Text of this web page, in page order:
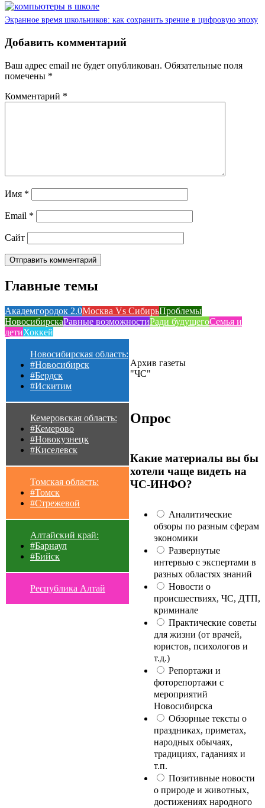
Экранное время школьников: как сохранить зрение в цифровую эпоху
Добавить комментарий
Ваш адрес email не будет опубликован. Обязательные поля
помечены *
Комментарий *
Имя *
Email *
Сайт
Главные темы
Академгородок 2.0Москва Vs СибирьПроблемы
НовосибирскаРавные возможностиРади будущегоСемья и
детиХоккей
Новосибирская область:
#Новосибирск
#Бердск
#Искитим
Кемеровская область:
#Кемерово
#Новокузнецк
#Киселевск
Томская область:
#Томск
#Стрежевой
Алтайский край:
#Барнаул
#Бийск
Республика Алтай
Архив газеты
"ЧС"
Опрос
Какие материалы вы бы
хотели чаще видеть на
ЧС-ИНФО?
Аналитические
обзоры по разным сферам
экономики
Развернутые
интервью с экспертами в
разных областях знаний
Новости о
происшествиях, ЧС, ДТП,
криминале
Практические советы
для жизни (от врачей,
юристов, психологов и
т.д.)
Репортажи и
фоторепортажи с
мероприятий
Новосибирска
Обзорные тексты о
праздниках, приметах,
народных обычаях,
традициях, гаданиях и
т.п.
Позитивные новости
о природе и животных,
достижениях народного